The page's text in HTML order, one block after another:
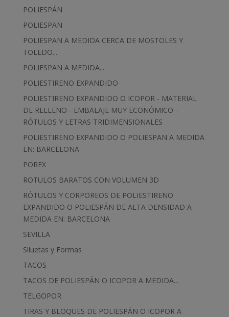
POLIESPÁN
POLIESPAN
POLIESPAN A MEDIDA CERCA DE MOSTOLES Y
TOLEDO...
POLIESPAN A MEDIDA...
POLIESTIRENO EXPANDIDO
POLIESTIRENO EXPANDIDO O ICOPOR - MATERIAL
DE RELLENO - EMBALAJE MUY ECONÓMICO -
RÓTULOS Y LETRAS TRIDIMENSIONALES
POLIESTIRENO EXPANDIDO O POLIESPAN A MEDIDA
EN: BARCELONA
POREX
ROTULOS BARATOS CON VOLUMEN 3D
RÓTULOS Y CORPOREOS DE POLIESTIRENO
EXPANDIDO O POLIESPÁN DE ALTA DENSIDAD A
MEDIDA EN: BARCELONA
SEVILLA
Siluetas y Formas
TACOS
TACOS DE POLIESPÁN O ICOPOR A MEDIDA...
TELGOPOR
TIRAS Y BLOQUES DE POLIESPÁN O ICOPOR A